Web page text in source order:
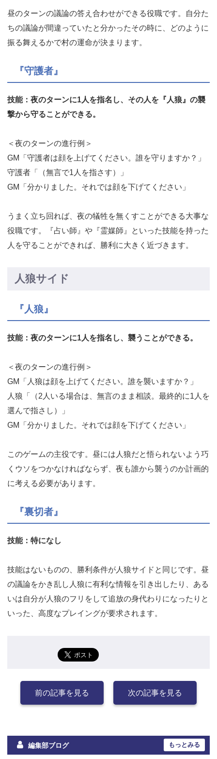
昼のターンの議論の答え合わせができる役職です。自分た
ちの議論が間違っていたと分かったその時に、どのように
振る舞えるかで村の運命が決まります。
『守護者』
技能：夜のターンに1人を指名し、その人を『人狼』の襲
撃から守ることができる。
＜夜のターンの進行例＞
GM「守護者は顔を上げてください。誰を守りますか？」
守護者「（無言で1人を指さす）」
GM「分かりました。それでは顔を下げてください」
うまく立ち回れば、夜の犠牲を無くすことができる大事な
役職です。『占い師』や『霊媒師』といった技能を持った
人を守ることができれば、勝利に大きく近づきます。
人狼サイド
『人狼』
技能：夜のターンに1人を指名し、襲うことができる。
＜夜のターンの進行例＞
GM「人狼は顔を上げてください。誰を襲いますか？」
人狼「（2人いる場合は、無言のまま相談。最終的に1人を
選んで指さし）」
GM「分かりました。それでは顔を下げてください」
このゲームの主役です。昼には人狼だと悟られないよう巧
くウソをつかなければならず、夜も誰から襲うのか計画的
に考える必要があります。
『裏切者』
技能：特になし
技能はないものの、勝利条件が人狼サイドと同じです。昼
の議論をかき乱し人狼に有利な情報を引き出したり、ある
いは自分が人狼のフリをして追放の身代わりになったりと
いった、高度なプレイングが要求されます。
前の記事を見る 次の記事を見る
編集部ブログ もっとみる